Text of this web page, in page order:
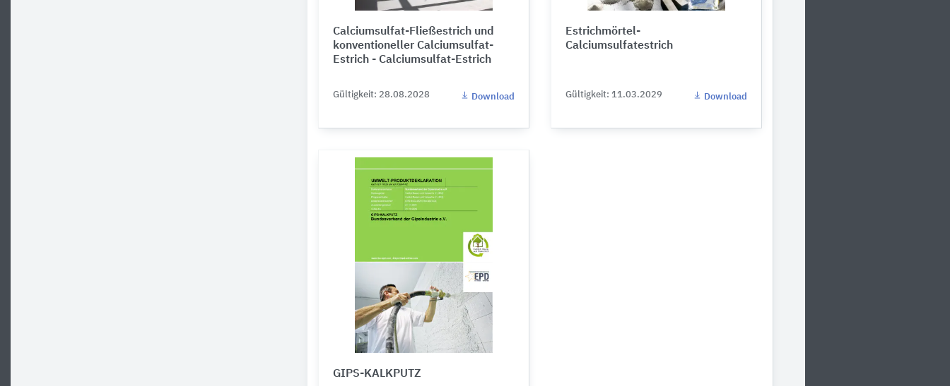
Calciumsulfat-Fließestrich und
konventioneller Calciumsulfat-
Estrich - Calciumsulfat-Estrich
Gültigkeit: 28.08.2028 Download
Estrichmörtel-
Calciumsulfatestrich
Gültigkeit: 11.03.2029 Download
GIPS-KALKPUTZ